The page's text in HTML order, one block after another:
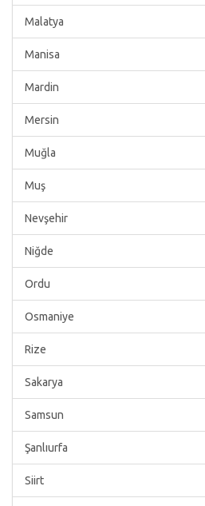
Malatya
Manisa
Mardin
Mersin
Muğla
Muş
Nevşehir
Niğde
Ordu
Osmaniye
Rize
Sakarya
Samsun
Şanlıurfa
Siirt